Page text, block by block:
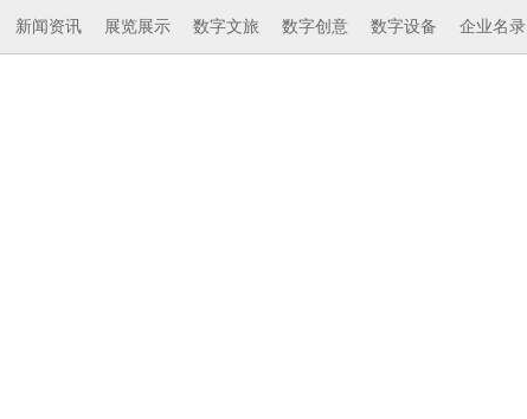
新闻资讯 展览展示 数字文旅 数字创意 数字设备 企业名录